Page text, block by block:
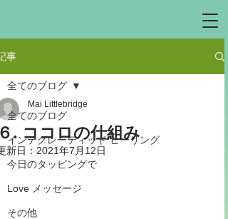
事
全てのブログ
インテグレーティッド ヒーリング
今日のタッピングで
Love メッセージ
その他
全てのブログ
. ココロの仕組み
Mai Littlebridge
新日： 2021年7月12日